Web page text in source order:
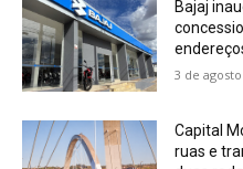
Bajaj
3 de
Capital
ruas e